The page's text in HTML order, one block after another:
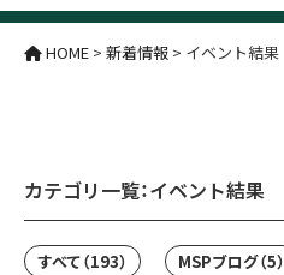
HOME > 新着情報 > イベント結果
カテゴリ一覧：イベント結果
すべて（193） MSPブログ（5）